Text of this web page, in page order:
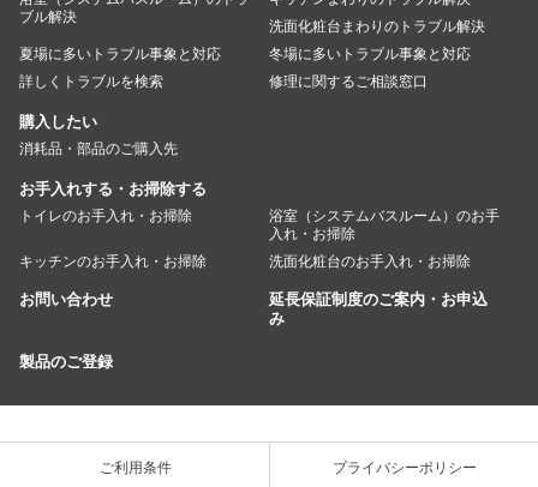
ブル解決
洗面化粧台まわりのトラブル解決
夏場に多いトラブル事象と対応
冬場に多いトラブル事象と対応
詳しくトラブルを検索
修理に関するご相談窓口
購入したい
消耗品・部品のご購入先
お手入れする・お掃除する
トイレのお手入れ・お掃除
浴室（システムバスルーム）のお手
入れ・お掃除
キッチンのお手入れ・お掃除
洗面化粧台のお手入れ・お掃除
お問い合わせ
延長保証制度のご案内・お申込
み
製品のご登録
ご利用条件 プライバシーポリシー